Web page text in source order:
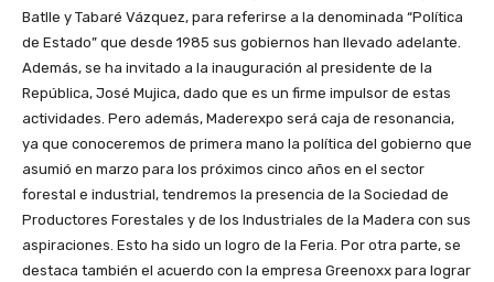
Batlle y Tabaré Vázquez, para referirse a la denominada “Política
de Estado” que desde 1985 sus gobiernos han llevado adelante.
Además, se ha invitado a la inauguración al presidente de la
República, José Mujica, dado que es un firme impulsor de estas
actividades. Pero además, Maderexpo será caja de resonancia,
ya que conoceremos de primera mano la política del gobierno que
asumió en marzo para los próximos cinco años en el sector
forestal e industrial, tendremos la presencia de la Sociedad de
Productores Forestales y de los Industriales de la Madera con sus
aspiraciones. Esto ha sido un logro de la Feria. Por otra parte, se
destaca también el acuerdo con la empresa Greenoxx para lograr